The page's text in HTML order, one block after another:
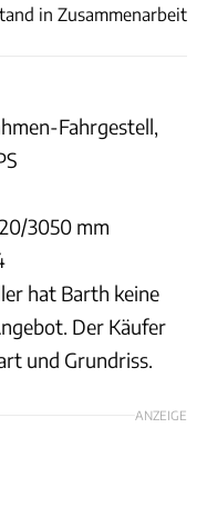
in Zusammenarbeit
Fahrgestell,
3050 mm
hat Barth keine
Der Käufer
und Grundriss.
ANZEIGE